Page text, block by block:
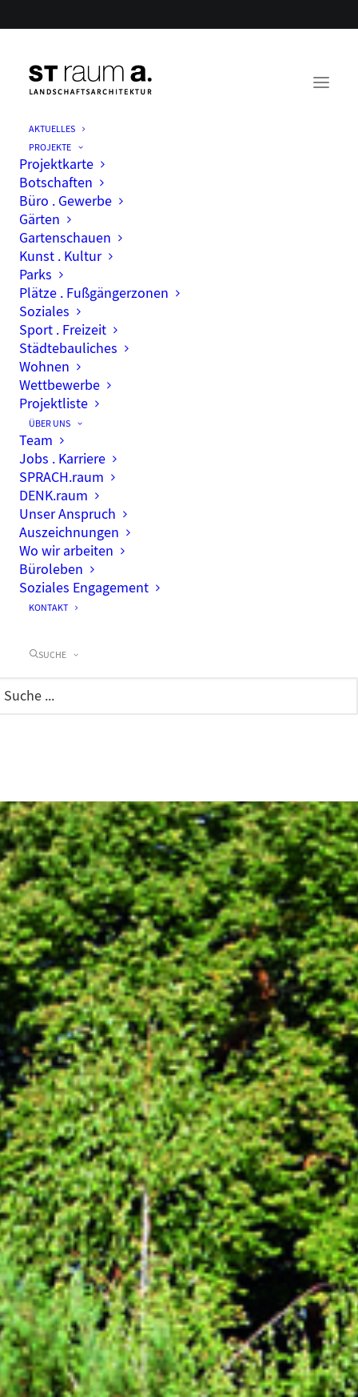
AKTUELLES
PROJEKTE
Projektkarte
Botschaften
Büro . Gewerbe
Gärten
Gartenschauen
Kunst . Kultur
Parks
Plätze . Fußgängerzonen
Soziales
Sport . Freizeit
Städtebauliches
Wohnen
Wettbewerbe
Projektliste
ÜBER UNS
Team
Jobs . Karriere
SPRACH.raum
DENK.raum
Unser Anspruch
Auszeichnungen
Wo wir arbeiten
Büroleben
Soziales Engagement
KONTAKT
SUCHE